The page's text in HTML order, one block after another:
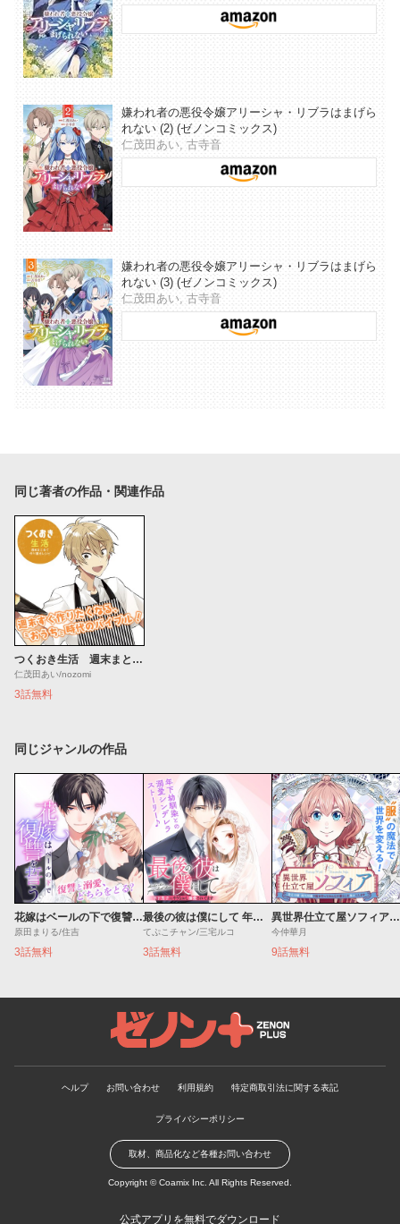
嫌われ者の悪役令嬢アリーシャ・リブラはまげら
れない (2) (ゼノンコミックス)
仁茂田あい, 古寺音
嫌われ者の悪役令嬢アリーシャ・リブラはまげら
れない (3) (ゼノンコミックス)
仁茂田あい, 古寺音
同じ著者の作品・関連作品
つくおき生活 週末まとめて作り置きレシピ
仁茂田あい/nozomi
3話無料
同じジャンルの作品
花嫁はベールの下で復讐を誓う
原田まりる/住吉
3話無料
最後の彼は僕にして 年下男子にやりなおし溺愛されてます
てぷこチャン/三宅ルコ
3話無料
異世界仕立て屋ソフィア 貧乏令嬢、現代知識で服を作ってみんなの暮らしを豊かにします
今仲華月
9話無料
ゼノンプラス
ヘルプ お問い合わせ 利用規約 特定商取引法に関する表記
プライバシーポリシー
取材、商品化など各種お問い合わせ
Copyright ©Coamix Inc. All Rights Reserved.
公式アプリを無料でダウンロード